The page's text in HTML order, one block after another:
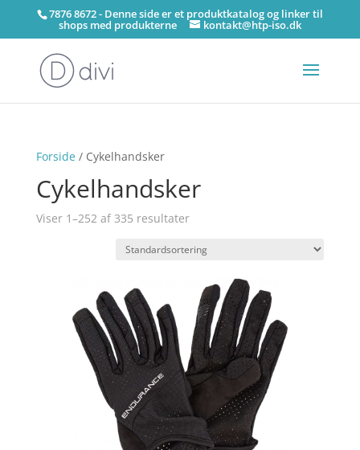
7876 8672 - Denne side er et produktkatalog og linker til
shops med produkterne kontakt@htp-iso.dk
Forside/ Cykelhandsker
Cykelhandsker
Viser 1–252 af 335 resultater